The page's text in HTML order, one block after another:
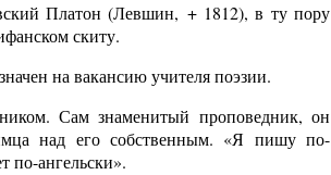
Платон (Левшин, + 1812), в ту пору
скиту.
на вакансию учителя поэзии.
Сам знаменитый проповедник, он
над его собственным. «Я пишу по-
по-ангельски».